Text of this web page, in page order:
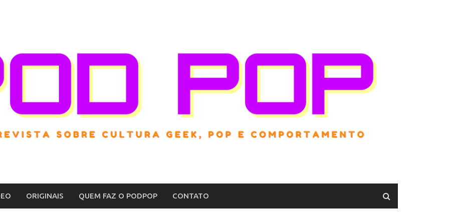
ORIGINAIS QUEM FAZ O PODPOP CONTATO